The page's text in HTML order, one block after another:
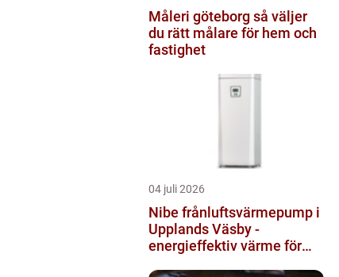
Måleri göteborg så väljer
du rätt målare för hem och
fastighet
04 juli 2026
Nibe frånluftsvärmepump i
Upplands Väsby -
energieffektiv värme för